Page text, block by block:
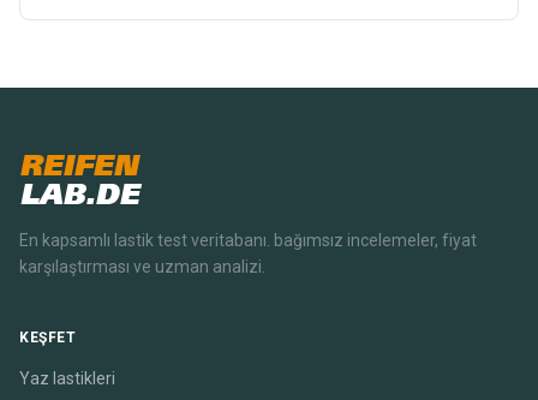
REIFEN
LAB.DE
En kapsamlı lastik test veritabanı. bağımsız incelemeler, fiyat
karşılaştırması ve uzman analizi.
KEŞFET
Yaz lastikleri